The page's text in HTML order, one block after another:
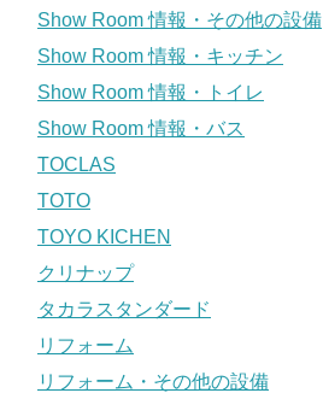
Show Room 情報・その他の設備
Show Room 情報・キッチン
Show Room 情報・トイレ
Show Room 情報・バス
TOCLAS
TOTO
TOYO KICHEN
クリナップ
タカラスタンダード
リフォーム
リフォーム・その他の設備